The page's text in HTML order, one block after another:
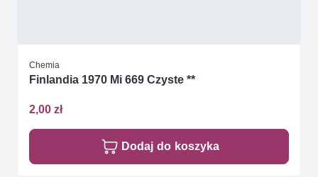
Chemia
Finlandia 1970 Mi 669 Czyste **
2,00 zł
Dodaj do koszyka